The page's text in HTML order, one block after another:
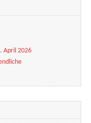
April 2026